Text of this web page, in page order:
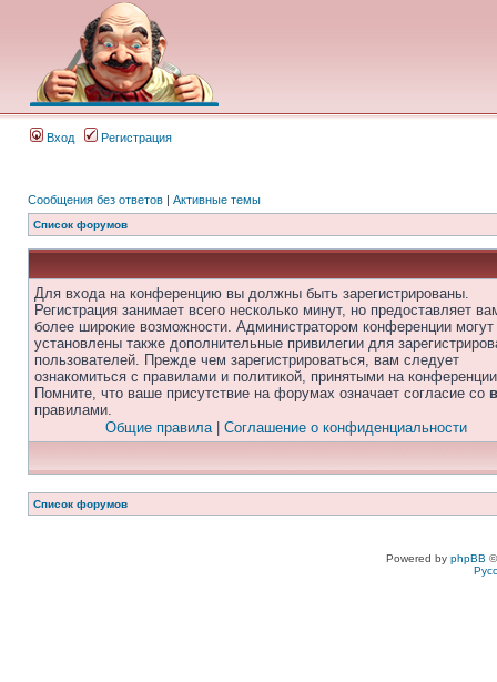
Вход Регистрация
Сообщения без ответов | Активные темы
Список форумов
Для входа на конференцию вы должны быть зарегистрированы.
Регистрация занимает всего несколько минут, но предоставляет
более широкие возможности. Администратором конференции
установлены также дополнительные привилегии для
пользователей. Прежде чем зарегистрироваться, вам следует
ознакомиться с правилами и политикой, принятыми на
Помните, что ваше присутствие на форумах означает согласие со
правилами.
Общие правила| Соглашение о конфиденциальности
Список форумов
Powered by phpBB